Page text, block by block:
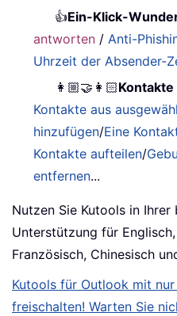
👍Ein-Klick-
antworten /Anti-
Uhrzeit der Absender-
👩🏼‍🤝‍👩🏻
Kontakte aus
hinzufügen/Eine
Kontakte aufteilen/
entfernen...
Nutzen Sie Kutools in
Unterstützung für
Französisch, Chinesisch
Kutools für Outlook mit
freischalten! Warten Sie